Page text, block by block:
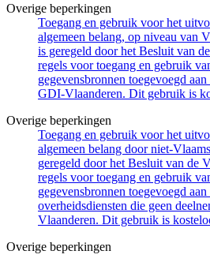
Overige beperkingen
Toegang en gebruik voor het
algemeen belang, op niveau van
is geregeld door het Besluit van
regels voor toegang en gebruik
gegevensbronnen toegevoegd
GDI-Vlaanderen. Dit gebruik is
Overige beperkingen
Toegang en gebruik voor het
algemeen belang door niet-
geregeld door het Besluit van de
regels voor toegang en gebruik
gegevensbronnen toegevoegd
overheidsdiensten die geen
Vlaanderen. Dit gebruik is
Overige beperkingen